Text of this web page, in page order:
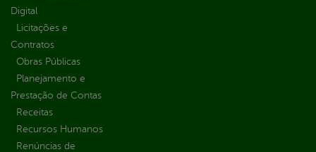
Digital
Licitações e
Contratos
Obras Públicas
Planejamento e
Prestação de Contas
Receitas
Recursos Humanos
Renúncias de